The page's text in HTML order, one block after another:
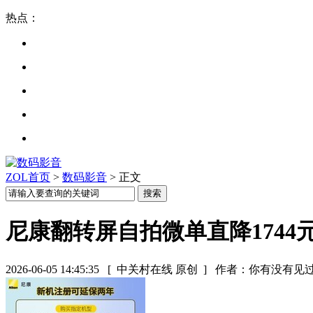
热点：
ZOL首页 > 数码影音 > 正文
尼康翻转屏自拍微单直降1744
2026-06-05 14:45:35 [ 中关村在线 原创 ] 作者：你有没有见